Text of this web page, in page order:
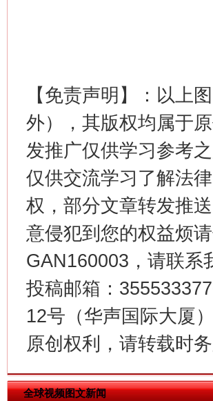
【免责声明】：以上
外），其版权均属于
发推广仅供学习参考
仅供交流学习了解法
权，部分文章转发推
意侵犯到您的权益烦
GAN160003，请联系
投稿邮箱：
12号（华声国际大厦
原创权利，请转载时
全球视频图文新闻
在谋一域中谋全局